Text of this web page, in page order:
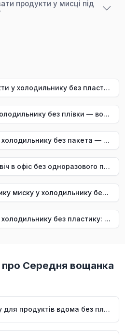
продукти у мисці під
Як зберігати продукти у холодильнику без пластику — вощанка 25×25 Uf.Bee
Як зберігати сир у холодильнику без плівки — вощанка 25×25 Uf.Bee
Як зберігати овочі у холодильнику без пакета — вощанка 25×25 Uf.Bee
Як запакувати сендвіч в офіс без одноразового пакування — вощанка 25×25 Uf.Bee
Чим накрити невелику миску у холодильнику без плівки — вощанка 25×25 Uf.Bee
Як зберігати овочі у холодильнику без пластику: вощанка 25×25 Uf.Bee
про Середня вощанка
Чим замінити плівку для продуктів вдома без пластику — вощанка 25×25 Uf.Bee